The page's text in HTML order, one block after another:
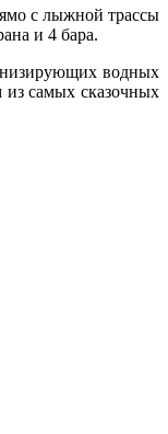
с лыжной трассы
и 4 бара.
водных
из самых ска­зочных